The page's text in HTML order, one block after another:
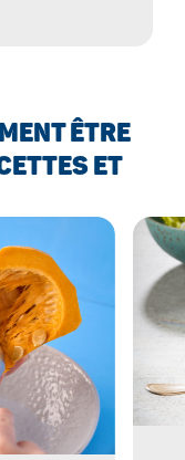
ÊTRE
ET